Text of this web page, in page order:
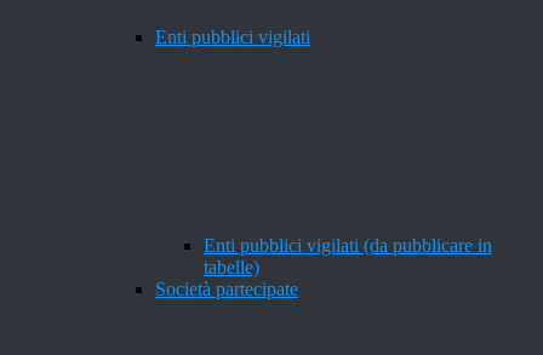
Enti pubblici vigilati
Enti pubblici vigilati (da pubblicare in
tabelle)
Società partecipate